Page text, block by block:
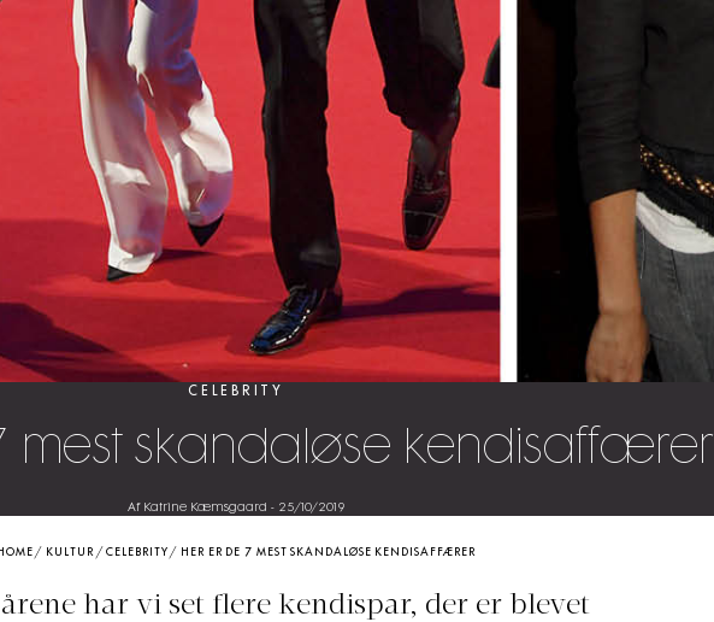
CELEBRITY
mest skandaløse kendisaffærer
Af Katrine Kæmsgaard - 25/10/2019
HOME / KULTUR/CELEBRITY / HER ER DE 7 MEST SKANDALØSE KENDISAFFÆRER
har vi set flere kendispar, der er blevet